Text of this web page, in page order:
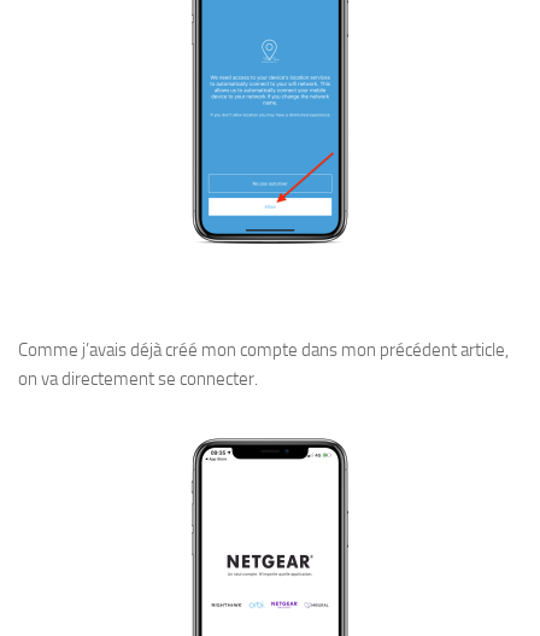
Comme j’avais déjà créé mon compte dans mon précédent article,
on va directement se connecter.